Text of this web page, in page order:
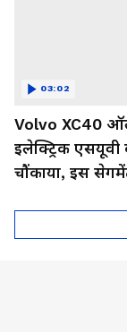
Volvo XC40
इलेक्ट्रिक
चौंकाया, इस
03:02